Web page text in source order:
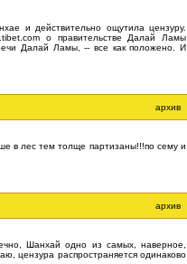
и действительно ощутила цензуру.
о правительстве Далай Ламы
Далай Ламы, -- все как положено. И
архив
в лес тем толще партизаны!!!по сему и
архив
Шанхай одно из самых, наверное,
цензура распространяется одинаково